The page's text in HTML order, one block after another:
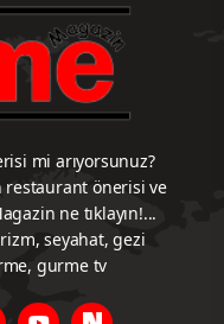
mi arıyorsunuz?
önerisi ve
ne tıklayın!...
seyahat, gezi
gurme tv